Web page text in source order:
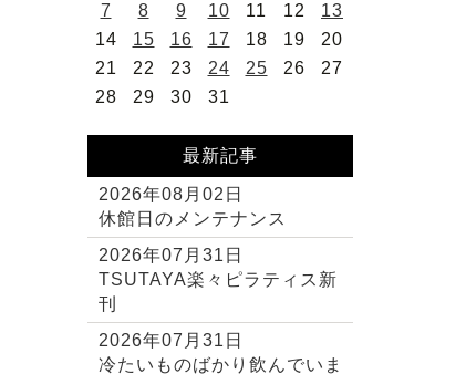
7
8 9 10 11 12
13
14
15 16 17 18 19
20
21
22 23 24 25 26
27
28
29 30 31
最新記事
2026年08月02日
休館日のメンテナンス
2026年07月31日
TSUTAYA楽々ピラティス新
刊
2026年07月31日
冷たいものばかり飲んでいま